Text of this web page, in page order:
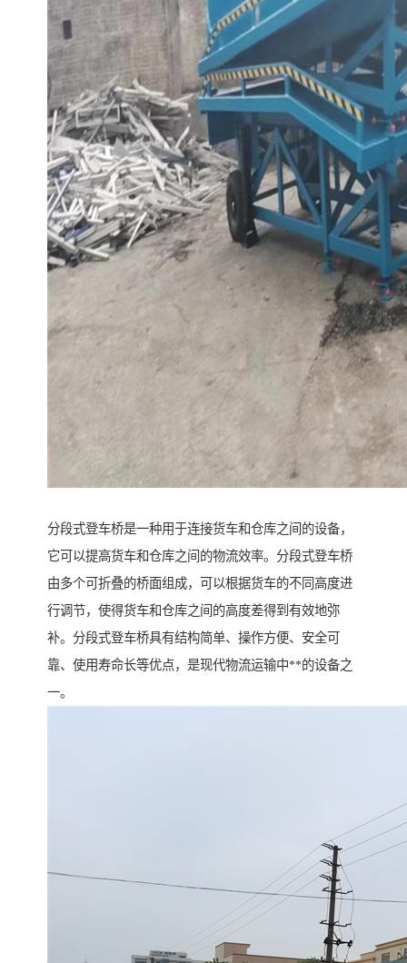
分段式登车桥是一种用于连接货车和仓库之间的设备，
它可以提高货车和仓库之间的物流效率。分段式登车桥
由多个可折叠的桥面组成，可以根据货车的不同高度进
行调节，使得货车和仓库之间的高度差得到有效地弥
补。分段式登车桥具有结构简单、操作方便、安全可
靠、使用寿命长等优点，是现代物流运输中**的设备之
一。